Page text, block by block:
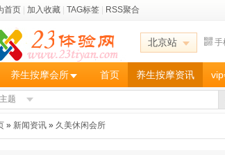
首页 加入收藏 TAG标签 RSS聚合
北京站 手
养生按摩会所 首页 养生按摩资讯
主题
» 新闻资讯 » 久美休闲会所